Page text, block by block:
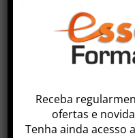
Faça uma pesquisa ou
equipa especializada.
Receba
ofertas e
Tenha ainda acesso